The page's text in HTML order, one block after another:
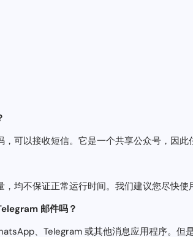
可以接收短信。它是一个共享公众号，因此
均不保证正常运行时间。我们建议您尽快使
邮件吗？
、Telegram 或其他消息应用程序。但